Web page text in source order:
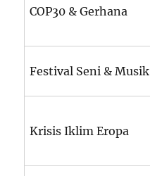
COP30 & Gerhana
Festival Seni & Musik
Krisis Iklim Eropa